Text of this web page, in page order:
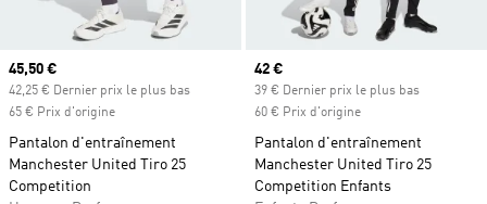
Prix actuel
45,50 €
42,25 € Dernier prix le plus bas
65 € Prix d'origine
Pantalon d'entraînement
Manchester United Tiro 25
Competition
Prix actuel
42 €
39 € Dernier prix le plus bas
60 € Prix d'origine
Pantalon d'entraînement
Manchester United Tiro 25
Competition Enfants